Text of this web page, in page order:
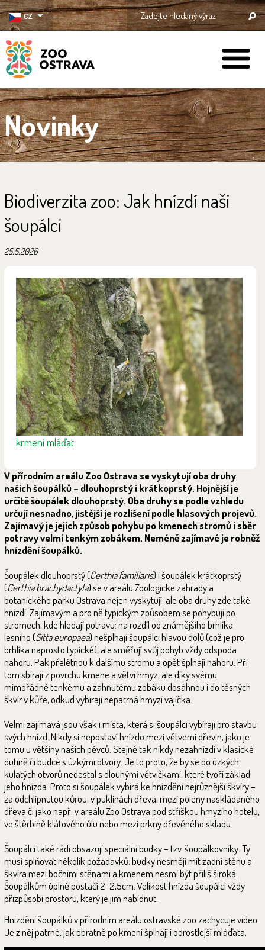
CZ
ZOO Ostrava
Novinky
Biodiverzita zoo: Jak hnízdí naši
šoupálci
25.5.2026
krmení mláďat
V přírodním areálu Zoo Ostrava se vyskytují oba druhy
našich šoupálků – dlouhoprstý i krátkoprstý. Hojnější je
určitě šoupálek dlouhoprstý. Oba druhy se podle vzhledu
určují nesnadno, jistější je rozlišení podle hlasových projevů.
Zajímavý je jejich způsob pohybu po kmenech stromů i sběr
potravy velmi tenkým zobákem. Neméně zajímavé je robněž
hnízdění šoupálků.
Šoupálek dlouhoprstý (Certhia familiaris) i šoupálek krátkoprstý
(Certhia brachydactyla) se v areálu Zoologické zahrady a
botanického parku Ostrava nejen vyskytují, ale oba druhy zde také
hnízdí. Zajímavým a pro ně typickým způsobem se pohybují po
stromech, kde hledají potravu: na rozdíl od známějšího brhlíka
lesního (Sitta europaea) nešplhají šoupálci hlavou dolů (což je pro
brhlíka naprosto typické), ale směřují svůj pohyb vždy odspoda
nahoru. Pak přelétnou k dalšímu stromu a opět šplhají nahoru. Při
tom sbírají z povrchu kmene a větví hmyz, ale díky svému
mimořádně tenkému a zahnutému zobáku dosáhnou i do těsných
škvír v kůře, odkud vybírají nepatrná hmyzí vajíčka.
Velmi zajímavá jsou však i místa, která si šoupálci vybírají pro stavbu
svých hnízd. Nikdy si nepostaví hnízdo mezi větvemi dřevin, jako je
tomu u většiny našich pěvců. Stejně tak nikdy nezahnízdí v klasické
dutině či budce s úzkými otvory. Je to proto, že by se do úzkých
kulatých otvorů nedostal s dlouhými větvičkami, které tvoří základ
jeho hnízda. Proto si šoupálek vybírá ke hnízdění nejrůznější škvíry –
za odchlípnutou kůrou, v puklinách dřeva, mezi poleny naskládaného
dřeva či jako např. v areálu Zoo Ostrava pod stříškou hmyzího hotelu,
ve štěrbině klátového úlu nebo mezi prkny dřevěného skladu.
Šoupálci také rádi obsazují speciální budky – tzv. šoupálkovníky. Ty
musí splňovat několik požadavků: budky nesmějí mít zadní stěnu a
škvíra mezi bočními stěnami a kmenem nesmí být příliš široká.
Šoupálkům úplně postačí 2–2,5cm. Velikost hnízda šoupálci vždy
přizpůsobí prostoru, který je jim nabídnut.
Hnízdění šoupálků v přírodním areálu ostravské zoo zachycuje video.
Je z něj patrné, jak obratně po kmeni šplhají i odrostlejší mláďata.